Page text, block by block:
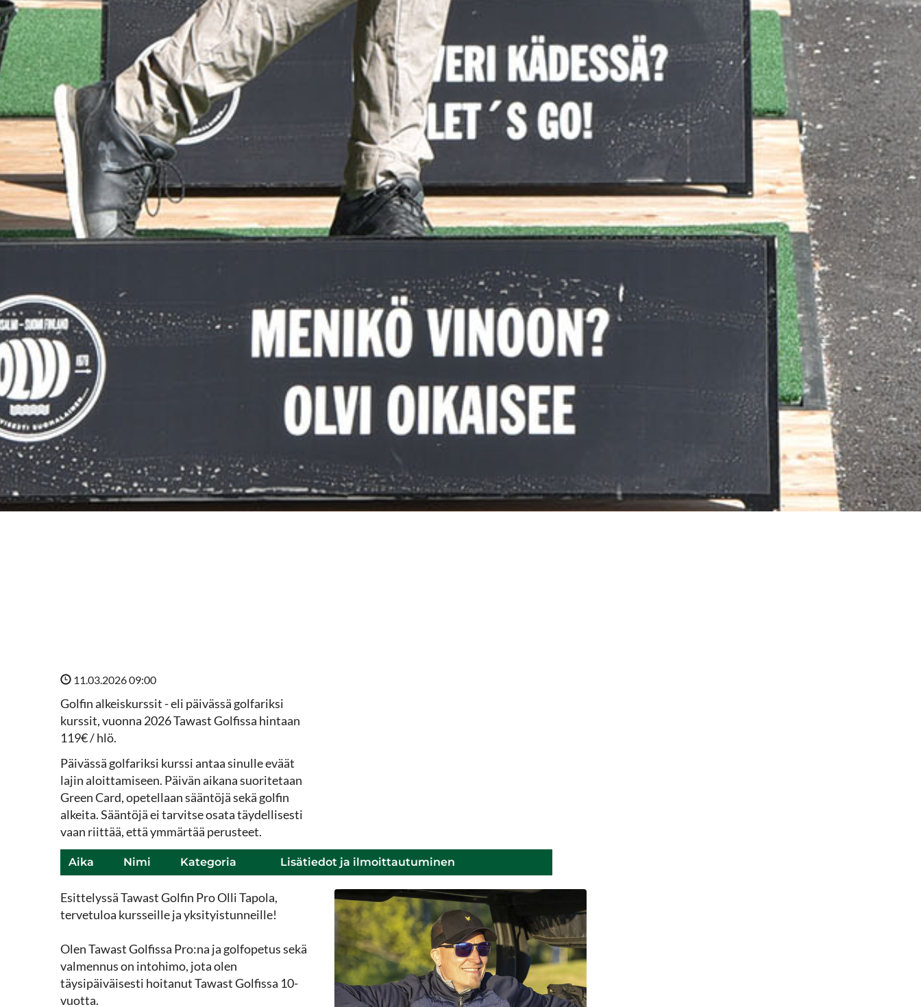
11.03.2026 09:00
Golfin alkeiskurssit - eli päivässä golfariksi
kurssit, vuonna 2026 Tawast Golfissa hintaan
119€ / hlö.
Päivässä golfariksi kurssi antaa sinulle eväät
lajin aloittamiseen. Päivän aikana suoritetaan
Green Card, opetellaan sääntöjä sekä golfin
alkeita. Sääntöjä ei tarvitse osata täydellisesti
vaan riittää, että ymmärtää perusteet.
Aika Nimi Kategoria Lisätiedot ja ilmoittautuminen
Esittelyssä Tawast Golfin Pro Olli Tapola,
tervetuloa kursseille ja yksityistunneille!
Olen Tawast Golfissa Pro:na ja golfopetus sekä
valmennus on intohimo, jota olen
täysipäiväisesti hoitanut Tawast Golfissa 10-
vuotta.